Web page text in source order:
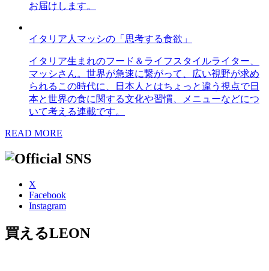
お届けします。
イタリア人マッシの「思考する食欲」
イタリア生まれのフード＆ライフスタイルライター、
マッシさん。世界が急速に繋がって、広い視野が求め
られるこの時代に、日本人とはちょっと違う視点で日
本と世界の食に関する文化や習慣、メニューなどにつ
いて考える連載です。
READ MORE
X
Facebook
Instagram
買えるLEON